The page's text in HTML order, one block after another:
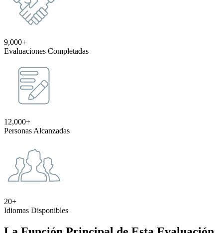
9,000+
Evaluaciones Completadas
12,000+
Personas Alcanzadas
20+
Idiomas Disponibles